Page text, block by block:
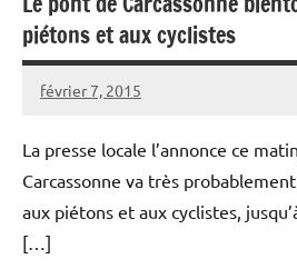
Vélorutions
piétons et aux cyclistes
février 7, 2015
Vélocité
Aucun
La presse locale l’annonce ce
Carcassonne va très
aux piétons et aux cyclistes,
[…]